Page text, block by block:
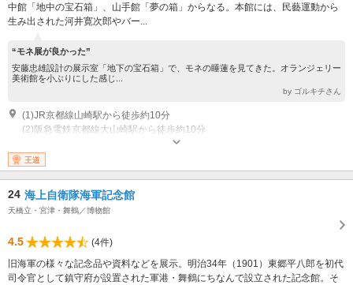
中館「地中の宝石箱」、山手館「夢の箱」からなる。本館には、民藝運動から
生み出された河井寛次郎やバー...
“モネ展が良かった”
安藤忠雄設計の展示室「地下の宝石箱」で、モネの睡蓮を見てきた。オランジェリー
美術館を小ぶりにした感じ...
by ゴルキチさん
(1)JR京都線山崎駅から徒歩約10分
(2)阪急電鉄京都線大山崎駅から徒歩約10分
営業：月曜日（祝日の場合は翌日）、年末年始、その他臨時休館日有り 営
業：110時～17時（入館は16時30分まで）
王道
24 海上自衛隊海軍記念館
天橋立・宮津・舞鶴／博物館
4.5
(4件)
旧海軍の様々な記念品や資料などを展示。明治34年（1901）東郷平八郎を初代
司令官として鎮守府が設置された軍港・舞鶴にちなんで設立された記念館。そ